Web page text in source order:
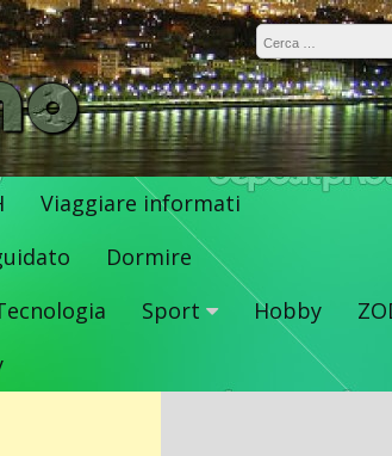
Ricerca per:
Viaggiare informati
Dormire
Sport Hobby